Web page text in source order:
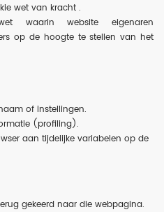
wet van kracht .
waarin website eigenaren
op de hoogte te stellen van het
of instellingen.
(profiling).
aan tijdelijke variabelen op de
gekeerd naar die webpagina.